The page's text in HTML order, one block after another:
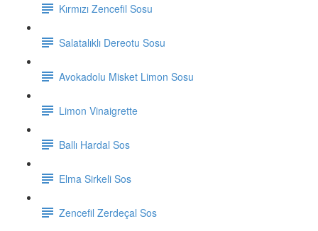
Kırmızı Zencefil Sosu
Salatalıklı Dereotu Sosu
Avokadolu Misket Limon Sosu
Limon Vinaigrette
Ballı Hardal Sos
Elma Sirkeli Sos
Zencefil Zerdeçal Sos